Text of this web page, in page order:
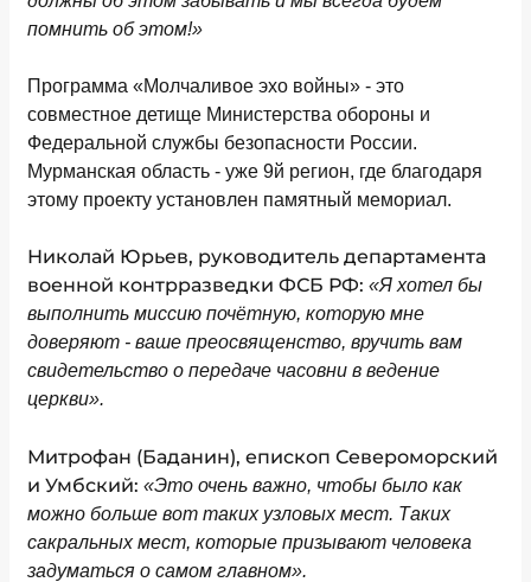
помнить об этом!»
Программа «Молчаливое эхо войны» - это
совместное детище Министерства обороны и
Федеральной службы безопасности России.
Мурманская область - уже 9й регион, где благодаря
этому проекту установлен памятный мемориал.
Николай Юрьев, руководитель департамента
военной контрразведки ФСБ РФ: «Я хотел бы
выполнить миссию почётную, которую мне
доверяют - ваше преосвященство, вручить вам
свидетельство о передаче часовни в ведение
церкви».
Митрофан (Баданин), епископ Североморский
и Умбский: «Это очень важно, чтобы было как
можно больше вот таких узловых мест. Таких
сакральных мест, которые призывают человека
задуматься о самом главном».